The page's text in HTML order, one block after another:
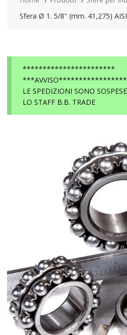
Sfera Ø 1. 5/8" (mm. 41,275)
***********************
LE SPEDIZIONI SONO
LO STAFF B.B. TRADE